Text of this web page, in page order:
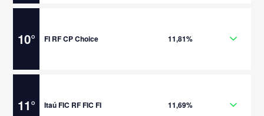
10° FI RF CP Choice 11,81%
11° Itaú FIC RF FIC FI 11,69%